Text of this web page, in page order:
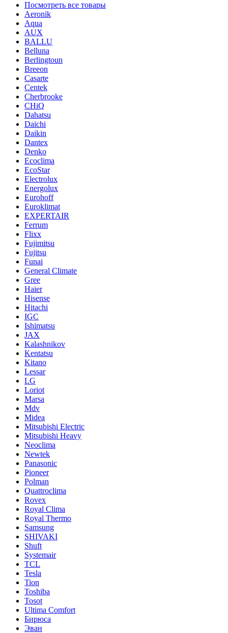
Посмотреть все товары
Aeronik
Aqua
AUX
BALLU
Belluna
Berlingtoun
Breeon
Casarte
Centek
Cherbrooke
CHiQ
Dahatsu
Daichi
Daikin
Dantex
Denko
Ecoclima
EcoStar
Electrolux
Energolux
Eurohoff
Euroklimat
EXPERTAIR
Ferrum
Flixx
Fujimitsu
Fujitsu
Funai
General Climate
Gree
Haier
Hisense
Hitachi
IGC
Ishimatsu
JAX
Kalashnikov
Kentatsu
Kitano
Lessar
LG
Loriot
Marsa
Mdv
Midea
Mitsubishi Electric
Mitsubishi Heavy
Neoclima
Newtek
Panasonic
Pioneer
Polman
Quattroclima
Rovex
Royal Clima
Royal Thermo
Samsung
SHIVAKI
Shuft
Systemair
TCL
Tesla
Tion
Toshiba
Tosot
Ultima Comfort
Бирюса
Эван